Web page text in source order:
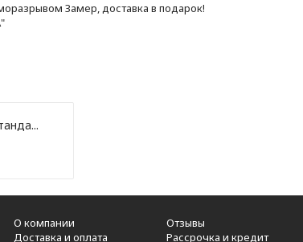
Замер, доставка в подарок!
О компании
Доставка и оплата
Отзывы
Рассрочка и кредит